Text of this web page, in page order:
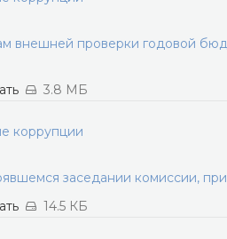
внешней проверки годовой
3.8 МБ
коррупции
заседании комиссии,
14.5 КБ